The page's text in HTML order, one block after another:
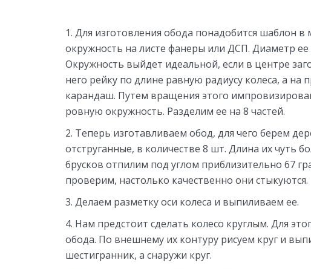
Для изготовления обода понадобится шаблон
окружность на листе фанеры или ДСП. Диаметр
Окружность выйдет идеальной, если в центре
него рейку по длине равную радиусу колеса, а
карандаш. Путем вращения этого
ровную окружность. Разделим ее на 8 частей.
Теперь изготавливаем обод, для чего берем
отструганные, в количестве 8 шт. Длина их чуть
брусков отпилим под углом приблизительно 67
проверим, настолько качественно они стыкуются.
Делаем разметку оси колеса и выпиливаем ее.
Нам предстоит сделать колесо круглым. Для
обода. По внешнему их контуру рисуем круг и
шестигранник, а снаружи круг.